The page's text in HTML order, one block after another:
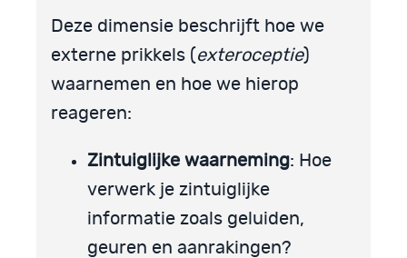
Deze dimensie beschrijft hoe we
externe prikkels ( exteroceptie)
waarnemen en hoe we hierop
reageren:
Zintuiglijke waarneming: Hoe
verwerk je zintuiglijke
informatie zoals geluiden,
geuren en aanrakingen?